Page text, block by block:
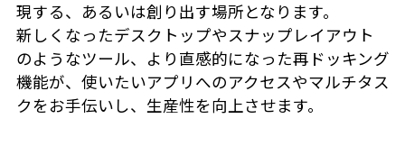
現する、あるいは創り出す場所となります。
新しくなったデスクトップやスナップレイアウト
のようなツール、より直感的になった再ドッキング
機能が、使いたいアプリへのアクセスやマルチタス
クをお手伝いし、生産性を向上させます。